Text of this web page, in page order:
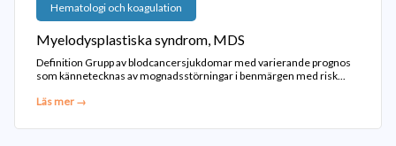
Hematologi och koagulation
Myelodysplastiska syndrom, MDS
Definition Grupp av blodcancersjukdomar med varierande prognos
som kännetecknas av mognadsstörningar i benmärgen med risk...
Läs mer →